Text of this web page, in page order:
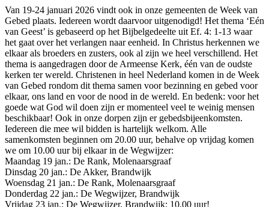
Van 19-24 januari 2026 vindt ook in onze gemeenten de Week van
Gebed plaats. Iedereen wordt daarvoor uitgenodigd! Het thema ‘Eén
van Geest’ is gebaseerd op het Bijbelgedeelte uit Ef. 4: 1-13 waar
het gaat over het verlangen naar eenheid. In Christus herkennen we
elkaar als broeders en zusters, ook al zijn we heel verschillend. Het
thema is aangedragen door de Armeense Kerk, één van de oudste
kerken ter wereld. Christenen in heel Nederland komen in de Week
van Gebed rondom dit thema samen voor bezinning en gebed voor
elkaar, ons land en voor de nood in de wereld. En bedenk: voor het
goede wat God wil doen zijn er momenteel veel te weinig mensen
beschikbaar! Ook in onze dorpen zijn er gebedsbijeenkomsten.
Iedereen die mee wil bidden is hartelijk welkom. Alle
samenkomsten beginnen om 20.00 uur, behalve op vrijdag komen
we om 10.00 uur bij elkaar in de Wegwijzer:
Maandag 19 jan.: De Rank, Molenaarsgraaf
Dinsdag 20 jan.: De Akker, Brandwijk
Woensdag 21 jan.: De Rank, Molenaarsgraaf
Donderdag 22 jan.: De Wegwijzer, Brandwijk
Vrijdag 23 jan.: De Wegwijzer, Brandwijk; 10.00 uur!